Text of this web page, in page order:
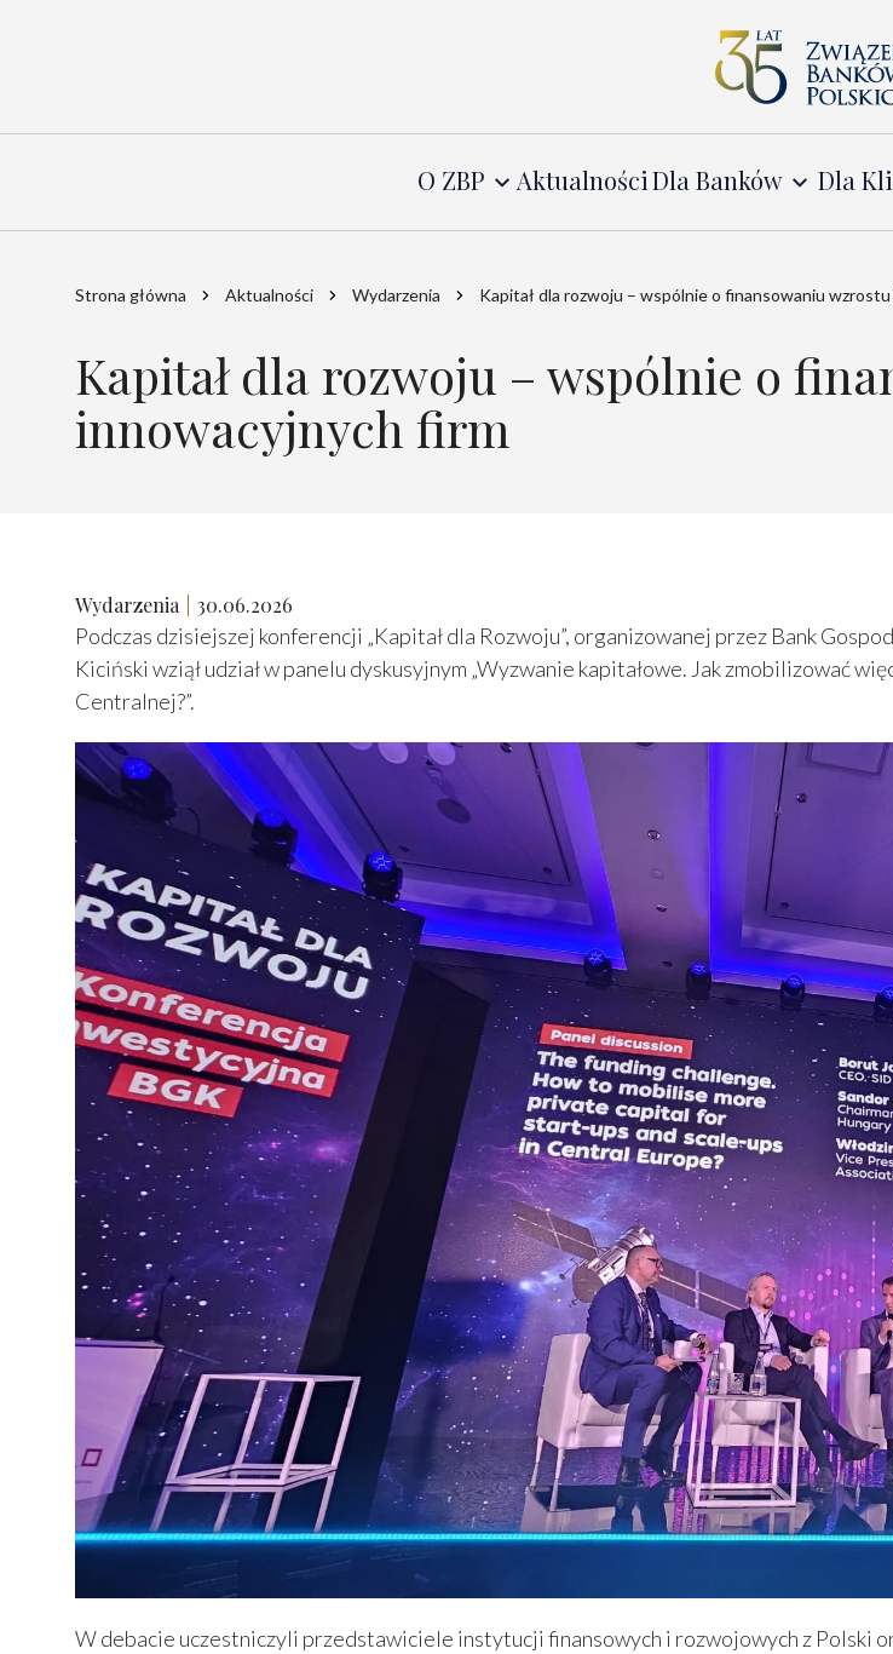
O ZBP AktualnościDla Banków Dla
Strona główna Aktualności Wydarzenia Kapitał dla rozwoju – wspólnie o finansowaniu
Kapitał dla rozwoju – wspólnie o
innowacyjnych firm
Wydarzenia 30.06.2026
Podczas dzisiejszej konferencji „Kapitał dla Rozwoju”, organizowanej przez Bank
Kiciński wziął udział w panelu dyskusyjnym „Wyzwanie kapitałowe. Jak zmobilizować
Centralnej?”.
W debacie uczestniczyli przedstawiciele instytucji finansowych i rozwojowych z Polski